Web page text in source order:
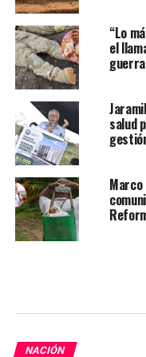
“Lo
el
salud
NACIÓN